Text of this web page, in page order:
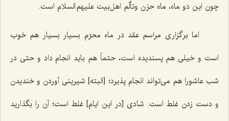
چون این دو ماه، ماه حزن وتألّم اهل‌بیت علیهم السلام است.
اما برگزاری مراسم عقد در ماه محرّم بسیار بسیار هم خوب
است و خیلی هم پسندیده است، حتماً هم باید انجام داد و حتی در
شب عاشورا هم می‌تواند انجام پذیرد؛ [البته] شیرینی آوردن و خندیدن
و دست زدن غلط است. شادی [در این ایام] غلط است؛ آن را بگذارید